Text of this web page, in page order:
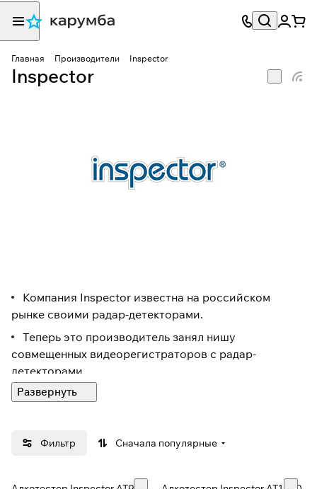
Главная Производители Inspector
Inspector
Компания Inspector известна на российском
рынке своими радар-детекторами.
Теперь это производитель занял нишу
совмещенных видеорегистраторов с радар-
детекторами.
Продукция данной компании отличается высоким
Фильтр Сначала популярные